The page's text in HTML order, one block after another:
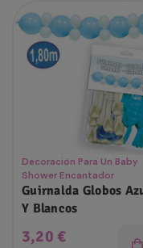
Decoración Para Un Baby
Shower Encantador
Guirnalda Globos
Y Blancos
Precio
3,20 €